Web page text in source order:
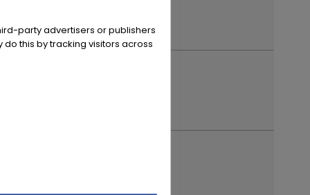
party advertisers or publishers
this by tracking visitors across